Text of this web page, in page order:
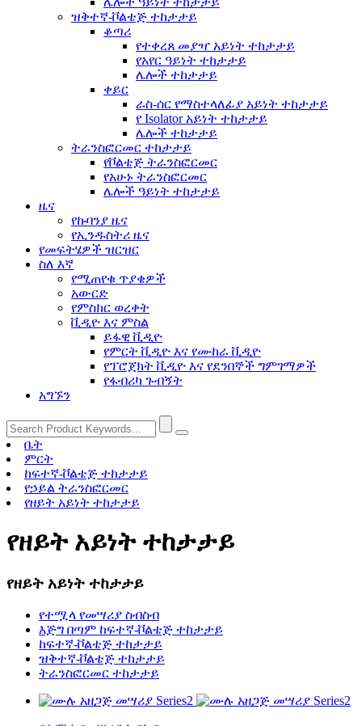
ዝቅተኛ-ቮልቴጅ ተከታታይ
ቆጣሪ
የተቀረጸ መያዣ አይነት ተከታታይ
የአየር ዓይነት ተከታታይ
ሌሎች ተከታታይ
ቀይር
ራስ-ሰር የማስተላለፊያ አይነት ተከታታይ
የ Isolator አይነት ተከታታይ
ሌሎች ተከታታይ
ትራንስፎርመር ተከታታይ
የቮልቴጅ ትራንስፎርመር
የአሁኑ ትራንስፎርመር
ሌሎች ዓይነት ተከታታይ
ዜና
የኩባንያ ዜና
የኢንዱስትሪ ዜና
የመፍትሄዎች ዝርዝር
ስለ እኛ
የሚጠየቁ ጥያቄዎች
አውርድ
የምስክር ወረቀት
ቪዲዮ እና ምስል
ይፋዊ ቪዲዮ
የምርት ቪዲዮ እና የሙከራ ቪዲዮ
የፕሮጀክት ቪዲዮ እና የደንበኞች ግምገማዎች
የፋብሪካ ጉብኝት
አግኙን
ቤት
ምርት
ከፍተኛ-ቮልቴጅ ተከታታይ
የኃይል ትራንስፎርመር
የዘይት አይነት ተከታታይ
የዘይት አይነት ተከታታይ
የዘይት አይነት ተከታታይ
የተሟላ የመሣሪያ ስብስብ
እጅግ በጣም ከፍተኛ-ቮልቴጅ ተከታታይ
ከፍተኛ-ቮልቴጅ ተከታታይ
ዝቅተኛ-ቮልቴጅ ተከታታይ
ትራንስፎርመር ተከታታይ